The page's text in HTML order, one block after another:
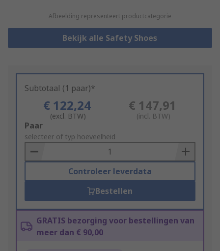
Afbeelding representeert productcategorie
Bekijk alle Safety Shoes
Subtotaal (1 paar)*
€ 122,24
(excl. BTW)
€ 147,91
(incl. BTW)
Add
to
Basket
Paar
selecteer of typ hoeveelheid
Controleer leverdata
Bestellen
GRATIS bezorging voor bestellingen van
meer dan € 90,00